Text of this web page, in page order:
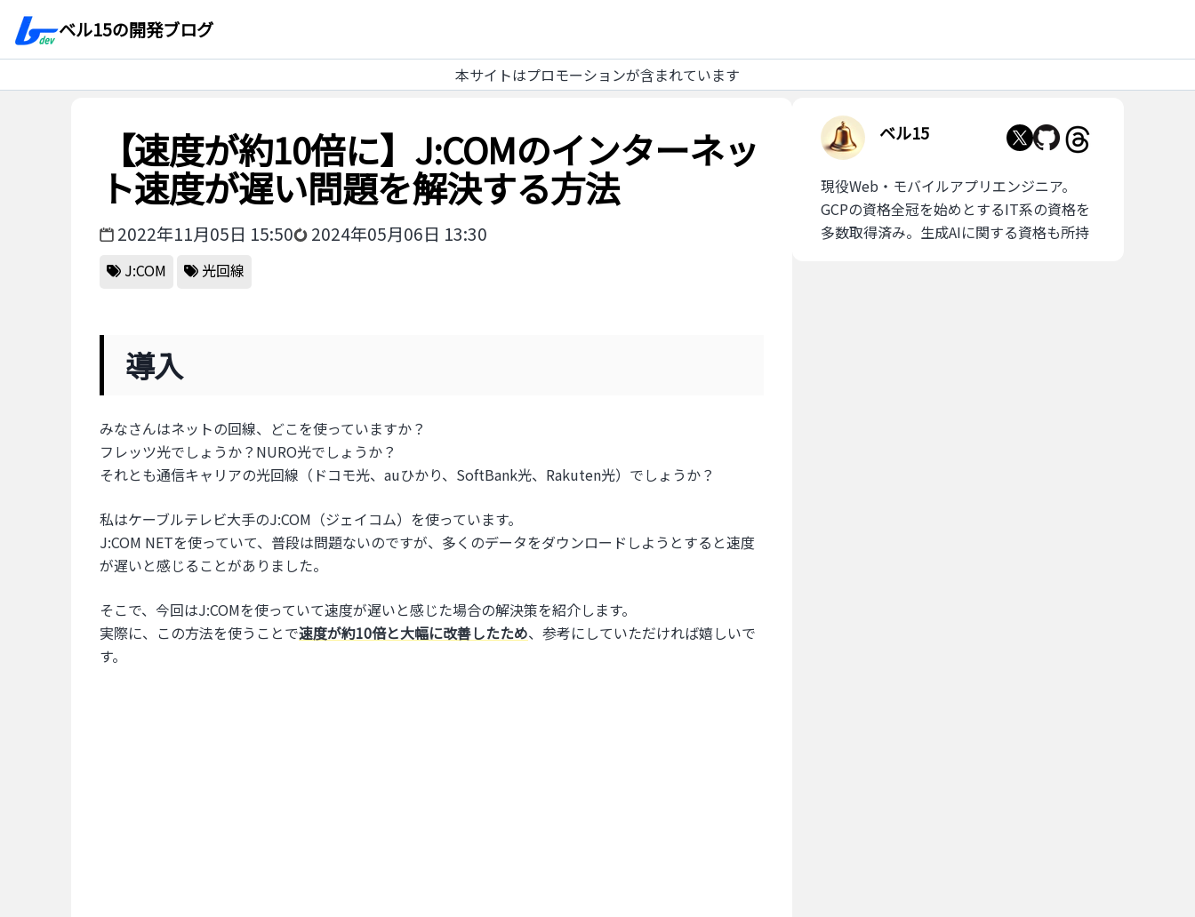
ベル15の開発ブログ
本サイトはプロモーションが含まれています
【速度が約10倍に】J:COMのインターネッ
ト速度が遅い問題を解決する方法
2022年11月05日 15:50 2024年05月06日 13:30
J:COM 光回線
導入
みなさんはネットの回線、どこを使っていますか？
フレッツ光でしょうか？NURO光でしょうか？
それとも通信キャリアの光回線（ドコモ光、auひかり、SoftBank光、Rakuten光）でしょうか？
私はケーブルテレビ大手のJ:COM（ジェイコム）を使っています。
J:COM NETを使っていて、普段は問題ないのですが、多くのデータをダウンロードしようとすると速度
が遅いと感じることがありました。
そこで、今回はJ:COMを使っていて速度が遅いと感じた場合の解決策を紹介します。
実際に、この方法を使うことで速度が約10倍と大幅に改善したため、参考にしていただければ嬉しいで
す。
ベル15
現役Web・モバイルアプリエンジニア。
GCPの資格全冠を始めとするIT系の資格を
多数取得済み。生成AIに関する資格も所持